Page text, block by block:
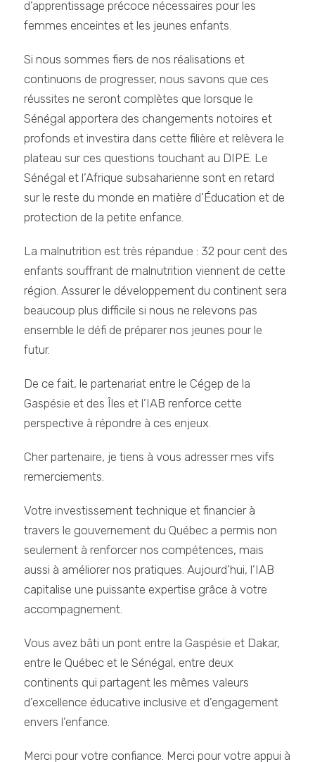
d’apprentissage précoce nécessaires pour les
femmes enceintes et les jeunes enfants.
Si nous sommes fiers de nos réalisations et
continuons de progresser, nous savons que ces
réussites ne seront complètes que lorsque le
Sénégal apportera des changements notoires et
profonds et investira dans cette filière et relèvera le
plateau sur ces questions touchant au DIPE. Le
Sénégal et l’Afrique subsaharienne sont en retard
sur le reste du monde en matière d’Éducation et de
protection de la petite enfance.
La malnutrition est très répandue : 32 pour cent des
enfants souffrant de malnutrition viennent de cette
région. Assurer le développement du continent sera
beaucoup plus difficile si nous ne relevons pas
ensemble le défi de préparer nos jeunes pour le
futur.
De ce fait, le partenariat entre le Cégep de la
Gaspésie et des Îles et l’IAB renforce cette
perspective à répondre à ces enjeux.
Cher partenaire, je tiens à vous adresser mes vifs
remerciements.
Votre investissement technique et financier à
travers le gouvernement du Québec a permis non
seulement à renforcer nos compétences, mais
aussi à améliorer nos pratiques. Aujourd’hui, l’IAB
capitalise une puissante expertise grâce à votre
accompagnement.
Vous avez bâti un pont entre la Gaspésie et Dakar,
entre le Québec et le Sénégal, entre deux
continents qui partagent les mêmes valeurs
d’excellence éducative inclusive et d’engagement
envers l’enfance.
Merci pour votre confiance. Merci pour votre appui à